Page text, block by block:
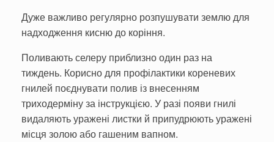
Дуже важливо ре­гулярно розпушувати землю для
надход­ження кисню до корін­ня.
Поливають селеру приблизно один раз на
тиждень. Корисно для профілактики ко­реневих
гнилей поєд­нувати полив із вне­сенням
триходерміну за інструкцією. У разі появи гнилі
видаля­ють уражені листки й припудрюють уражені
місця золою або га­шеним вапном.